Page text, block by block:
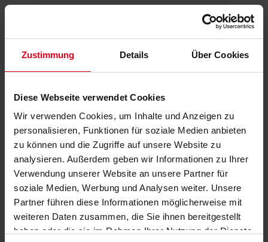
Zustimmung Details Über Cookies
Diese Webseite verwendet Cookies
Wir verwenden Cookies, um Inhalte und Anzeigen zu
personalisieren, Funktionen für soziale Medien anbieten
zu können und die Zugriffe auf unsere Website zu
analysieren. Außerdem geben wir Informationen zu Ihrer
Verwendung unserer Website an unsere Partner für
soziale Medien, Werbung und Analysen weiter. Unsere
Partner führen diese Informationen möglicherweise mit
weiteren Daten zusammen, die Sie ihnen bereitgestellt
haben oder die sie im Rahmen Ihrer Nutzung der Dienste